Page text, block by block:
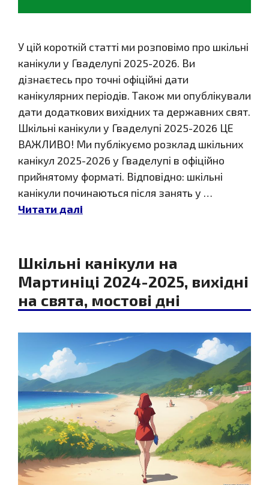
У цій короткій статті ми розповімо про шкільні
канікули у Гваделупі 2025-2026. Ви
дізнаєтесь про точні офіційні дати
канікулярних періодів. Також ми опублікували
дати додаткових вихідних та державних свят.
Шкільні канікули у Гваделупі 2025-2026 ЦЕ
ВАЖЛИВО! Ми публікуємо розклад шкільних
канікул 2025-2026 у Гваделупі в офіційно
прийнятому форматі. Відповідно: шкільні
канікули починаються після занять у …
Читати далі
Шкільні канікули на
Мартиніці 2024-2025, вихідні
на свята, мостові дні